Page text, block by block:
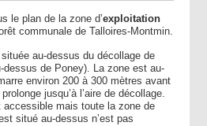
le plan de la zone d’exploitation
communale de Talloires-Montmin.
au-dessus du décollage de
dessus de Poney). La zone est au-
environ 200 à 300 mètres avant
jusqu’à l’aire de décollage.
accessible mais toute la zone de
situé au-dessus n’est pas